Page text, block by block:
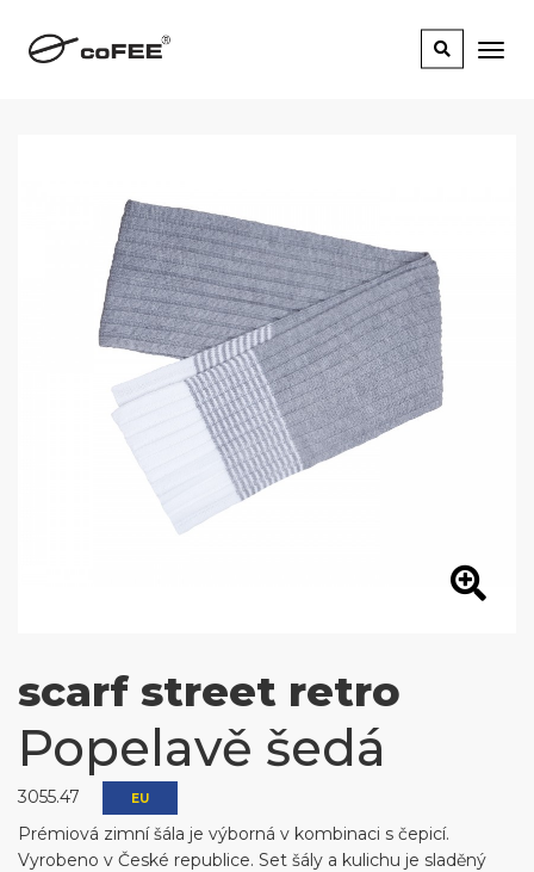
scarf street retro
Popelavě šedá
3055.47 EU
Prémiová zimní šála je výborná v kombinaci s čepicí.
Vyrobeno v České republice. Set šály a kulichu je sladěný